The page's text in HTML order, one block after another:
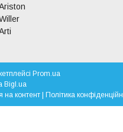
Prom.ua
Bigl.ua
на контент | Політика